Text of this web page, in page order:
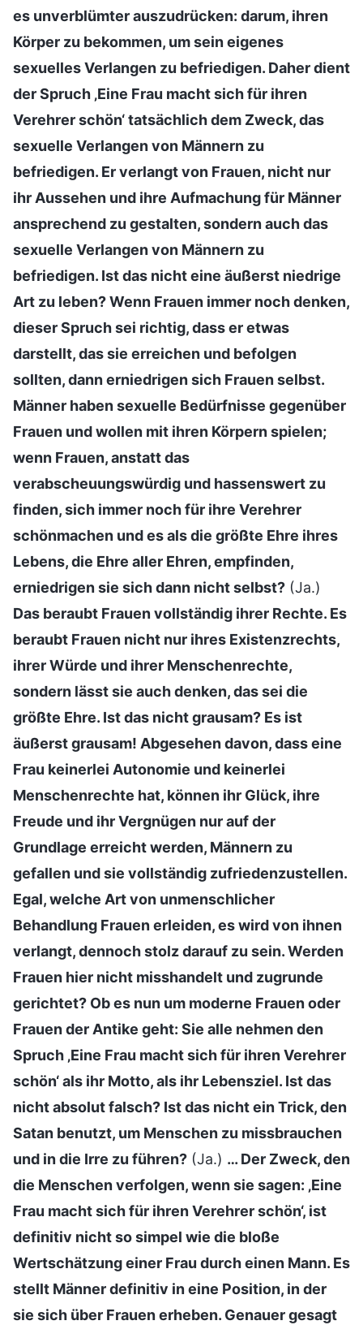
es unverblümter auszudrücken: darum, ihren
Körper zu bekommen, um sein eigenes
sexuelles Verlangen zu befriedigen. Daher dient
der Spruch ‚Eine Frau macht sich für ihren
Verehrer schön‘ tatsächlich dem Zweck, das
sexuelle Verlangen von Männern zu
befriedigen. Er verlangt von Frauen, nicht nur
ihr Aussehen und ihre Aufmachung für Männer
ansprechend zu gestalten, sondern auch das
sexuelle Verlangen von Männern zu
befriedigen. Ist das nicht eine äußerst niedrige
Art zu leben? Wenn Frauen immer noch denken,
dieser Spruch sei richtig, dass er etwas
darstellt, das sie erreichen und befolgen
sollten, dann erniedrigen sich Frauen selbst.
Männer haben sexuelle Bedürfnisse gegenüber
Frauen und wollen mit ihren Körpern spielen;
wenn Frauen, anstatt das
verabscheuungswürdig und hassenswert zu
finden, sich immer noch für ihre Verehrer
schönmachen und es als die größte Ehre ihres
Lebens, die Ehre aller Ehren, empfinden,
erniedrigen sie sich dann nicht selbst? (Ja.)
Das beraubt Frauen vollständig ihrer Rechte. Es
beraubt Frauen nicht nur ihres Existenzrechts,
ihrer Würde und ihrer Menschenrechte,
sondern lässt sie auch denken, das sei die
größte Ehre. Ist das nicht grausam? Es ist
äußerst grausam! Abgesehen davon, dass eine
Frau keinerlei Autonomie und keinerlei
Menschenrechte hat, können ihr Glück, ihre
Freude und ihr Vergnügen nur auf der
Grundlage erreicht werden, Männern zu
gefallen und sie vollständig zufriedenzustellen.
Egal, welche Art von unmenschlicher
Behandlung Frauen erleiden, es wird von ihnen
verlangt, dennoch stolz darauf zu sein. Werden
Frauen hier nicht misshandelt und zugrunde
gerichtet? Ob es nun um moderne Frauen oder
Frauen der Antike geht: Sie alle nehmen den
Spruch ‚Eine Frau macht sich für ihren Verehrer
schön‘ als ihr Motto, als ihr Lebensziel. Ist das
nicht absolut falsch? Ist das nicht ein Trick, den
Satan benutzt, um Menschen zu missbrauchen
und in die Irre zu führen? (Ja.) … Der Zweck, den
die Menschen verfolgen, wenn sie sagen: ‚Eine
Frau macht sich für ihren Verehrer schön‘, ist
definitiv nicht so simpel wie die bloße
Wertschätzung einer Frau durch einen Mann. Es
stellt Männer definitiv in eine Position, in der
sie sich über Frauen erheben. Genauer gesagt